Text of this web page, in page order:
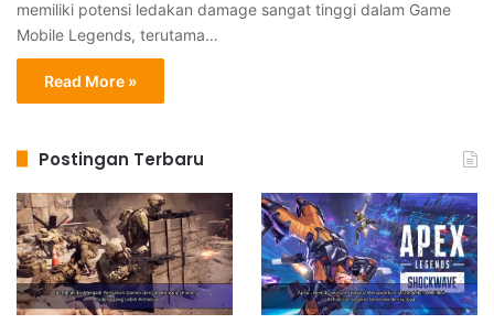
memiliki potensi ledakan damage sangat tinggi dalam Game
Mobile Legends, terutama…
Read More »
Postingan Terbaru